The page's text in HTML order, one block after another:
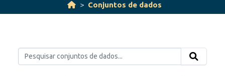
Conjuntos de dados